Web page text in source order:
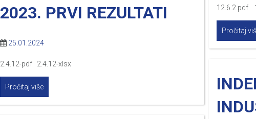
12.6.2 pdf
Pročitaj
2023. PRVI REZULTATI
25.01.2024
2.4.12-pdf 2.4.12-xlsx
Pročitaj više